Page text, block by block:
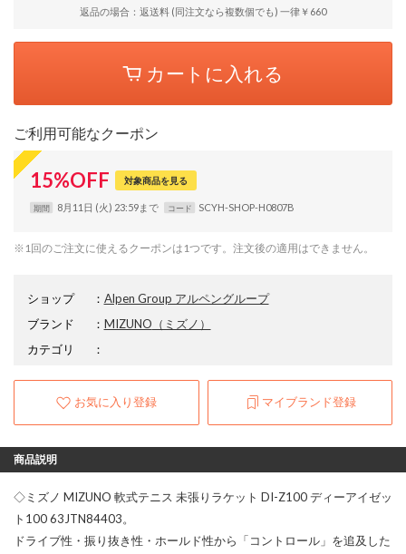
返品の場合：返送料 (同注文なら複数個でも) 一律￥660
カートに入れる
ご利用可能なクーポン
15%OFF 対象商品を見る
期間 8月11日 (火) 23:59まで コード SCYH-SHOP-H0807B
※1回のご注文に使えるクーポンは1つです。注文後の適用はできません。
ショップ ： Alpen Group アルペングループ
ブランド
： MIZUNO （ミズノ）
カテゴリ
：
お気に入り登録 マイブランド登録
商品説明
◇ミズノ MIZUNO 軟式テニス 未張りラケット DI-Z100 ディーアイゼッ
ト100 63JTN84403。
ドライブ性・振り抜き性・ホールド性から「コントロール」を追及した